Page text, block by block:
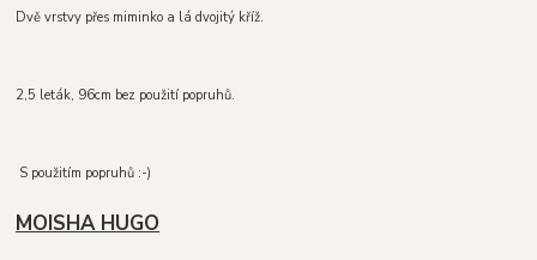
Dvě vrstvy přes miminko a lá dvojitý kříž.
2,5 leták, 96cm bez použití popruhů.
S použitím popruhů :-)
MOISHA HUGO